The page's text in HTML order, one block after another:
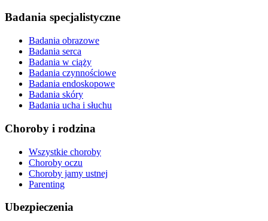
Badania specjalistyczne
Badania obrazowe
Badania serca
Badania w ciąży
Badania czynnościowe
Badania endoskopowe
Badania skóry
Badania ucha i słuchu
Choroby i rodzina
Wszystkie choroby
Choroby oczu
Choroby jamy ustnej
Parenting
Ubezpieczenia